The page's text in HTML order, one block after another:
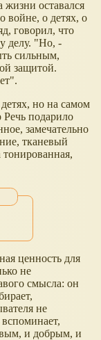
жизни оставался
войне, о детях, о
говорил, что
делу. "Но, -
сильным,
защитой.
но на самом
Речь подарило
замечательно
тканевый
тонированная,
ценность для
не
смысла: он
не
и добрым, и